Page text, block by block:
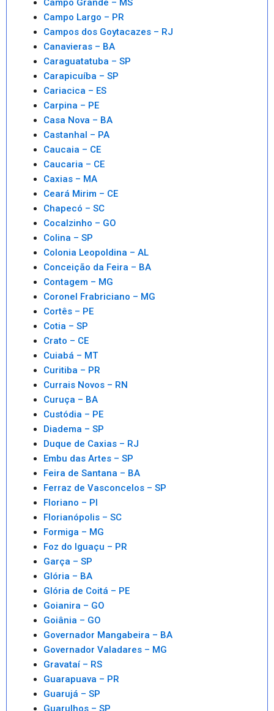
Campo Grande – MS
Campo Largo – PR
Campos dos Goytacazes – RJ
Canavieras – BA
Caraguatatuba – SP
Carapicuíba – SP
Cariacica – ES
Carpina – PE
Casa Nova – BA
Castanhal – PA
Caucaia – CE
Caucaria – CE
Caxias – MA
Ceará Mirim – CE
Chapecó – SC
Cocalzinho – GO
Colina – SP
Colonia Leopoldina – AL
Conceição da Feira – BA
Contagem – MG
Coronel Frabriciano – MG
Cortês – PE
Cotia – SP
Crato – CE
Cuiabá – MT
Curitiba – PR
Currais Novos – RN
Curuça – BA
Custódia – PE
Diadema – SP
Duque de Caxias – RJ
Embu das Artes – SP
Feira de Santana – BA
Ferraz de Vasconcelos – SP
Floriano – PI
Florianópolis – SC
Formiga – MG
Foz do Iguaçu – PR
Garça – SP
Glória – BA
Glória de Coitá – PE
Goianira – GO
Goiânia – GO
Governador Mangabeira – BA
Governador Valadares – MG
Gravataí – RS
Guarapuava – PR
Guarujá – SP
Guarulhos – SP